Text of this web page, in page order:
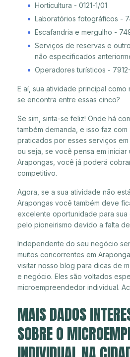
Horticultura - 0121-1/01
Laboratórios fotográficos -
Escafandria e mergulho -
Serviços de reservas e
não especificados
Operadores turísticos -
E aí, sua atividade principal
se encontra entre essas cinco?
Se sim, sinta-se feliz! Onde há
também demanda, e isso faz
praticados por esses serviços em
ou seja, se você pensa em iniciar
Arapongas, você já poderá
competitivo.
Agora, se a sua atividade não
Arapongas você também deve
excelente oportunidade para sua
pelo pioneirismo devido a falta
Independente do seu negócio
muitos concorrentes em
visitar nosso blog para dicas de
e negócio. Eles são voltados
microempreendedor individual.
MAIS DADOS
SOBRE O